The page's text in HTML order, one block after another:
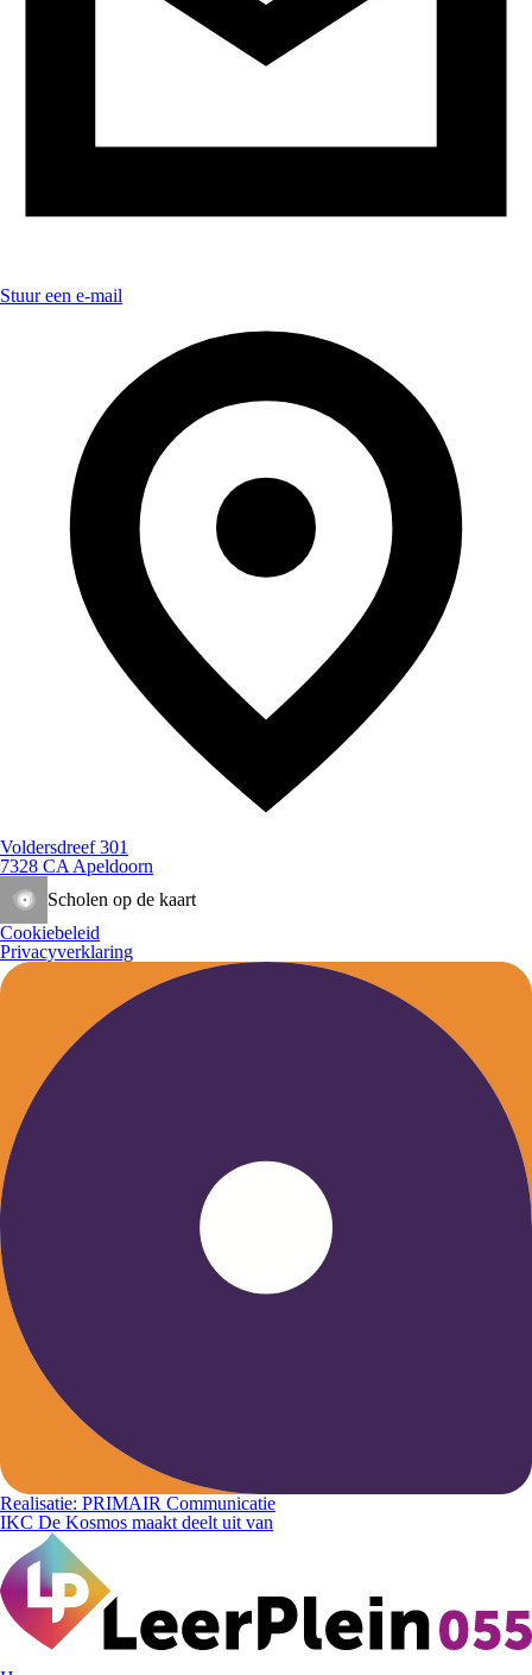
Stuur een e-mail
Voldersdreef 301
7328 CA Apeldoorn
Scholen op de kaart
Cookiebeleid
Privacyverklaring
Realisatie: PRIMAIR Communicatie
IKC De Kosmos maakt deelt uit van